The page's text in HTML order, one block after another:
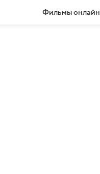
Фильмы онлайн